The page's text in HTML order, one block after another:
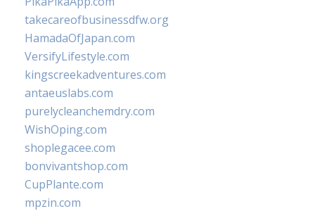
takecareofbusinessdfw.org
HamadaOfJapan.com
VersifyLifestyle.com
kingscreekadventures.com
antaeuslabs.com
purelycleanchemdry.com
WishOping.com
shoplegacee.com
bonvivantshop.com
CupPlante.com
mpzin.com